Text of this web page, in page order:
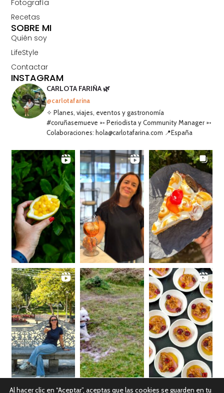
SOBRE MI
Quién soy
LifeStyle
Contactar
Fotografía
Recetas
INSTAGRAM
CARLOTA FARIÑA 🌿
@carlotafarina
✧ Planes, viajes, eventos y gastronomía
#coruñasemueve ➳ Periodista y Community Manager ➳
Colaboraciones: hola@carlotafarina.com 📍España
Al hacer clic en “Aceptar”, aceptas que las cookies se guarden en tu